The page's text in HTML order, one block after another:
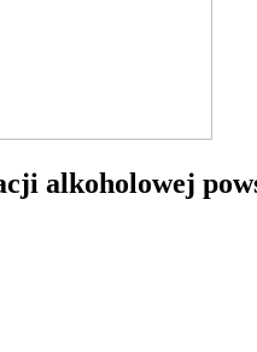
alkoholowej